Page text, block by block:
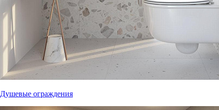
Душевые ограждения